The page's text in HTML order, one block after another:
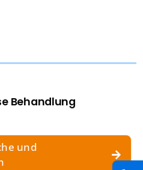
Behandlung
und